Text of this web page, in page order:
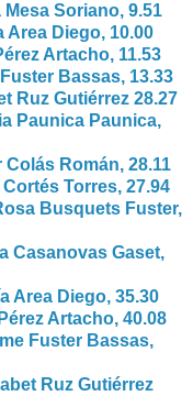
Mesa Soriano, 9.51
Area Diego, 10.00
Artacho, 11.53
Bassas, 13.33
Ruz Gutiérrez 28.27
Paunica Paunica,
Colás Román, 28.11
Torres, 27.94
Busquets Fuster,
Casanovas Gaset,
Area Diego, 35.30
Artacho, 40.08
Fuster Bassas,
Ruz Gutiérrez